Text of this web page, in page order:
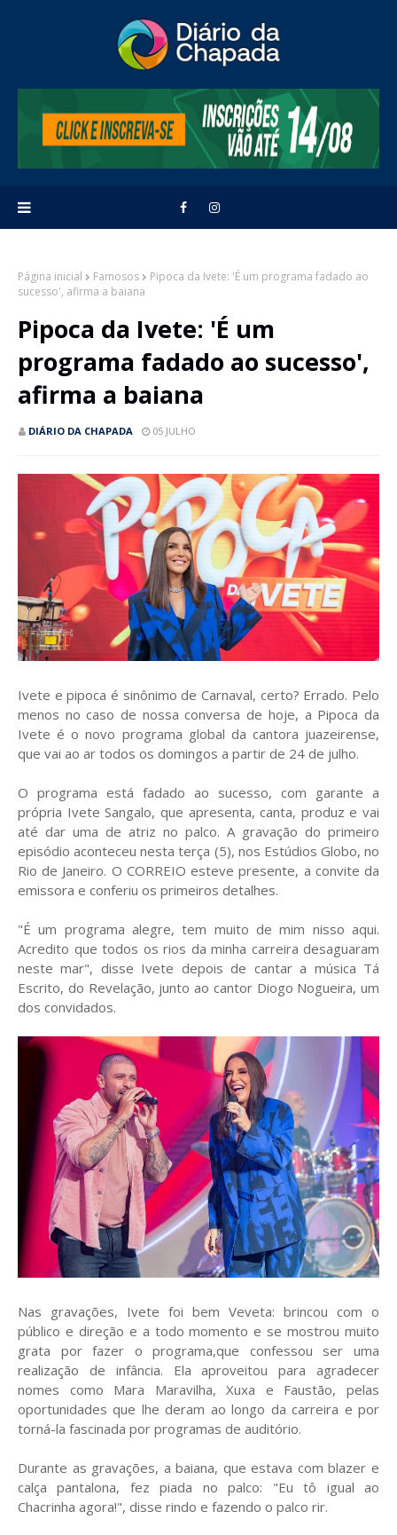
Página inicial Famosos
Pipoca da Ivete: 'É um programa fadado ao
sucesso', afirma a baiana
Pipoca da Ivete: 'É um
programa fadado ao sucesso',
afirma a baiana
DIÁRIO DA CHAPADA 05 JULHO
Ivete e pipoca é sinônimo de Carnaval, certo? Errado. Pelo
menos no caso de nossa conversa de hoje, a Pipoca da
Ivete é o novo programa global da cantora juazeirense,
que vai ao ar todos os domingos a partir de 24 de julho.
O programa está fadado ao sucesso, com garante a
própria Ivete Sangalo, que apresenta, canta, produz e vai
até dar uma de atriz no palco. A gravação do primeiro
episódio aconteceu nesta terça (5), nos Estúdios Globo, no
Rio de Janeiro. O CORREIO esteve presente, a convite da
emissora e conferiu os primeiros detalhes.
"É um programa alegre, tem muito de mim nisso aqui.
Acredito que todos os rios da minha carreira desaguaram
neste mar", disse Ivete depois de cantar a música Tá
Escrito, do Revelação, junto ao cantor Diogo Nogueira, um
dos convidados.
Nas gravações, Ivete foi bem Veveta: brincou com o
público e direção e a todo momento e se mostrou muito
grata por fazer o programa,que confessou ser uma
realização de infância. Ela aproveitou para agradecer
nomes como Mara Maravilha, Xuxa e Faustão, pelas
oportunidades que lhe deram ao longo da carreira e por
torná-la fascinada por programas de auditório.
Durante as gravações, a baiana, que estava com blazer e
calça pantalona, fez piada no palco: "Eu tô igual ao
Chacrinha agora!", disse rindo e fazendo o palco rir.